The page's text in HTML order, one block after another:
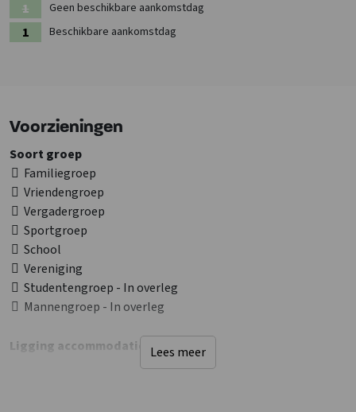
Geen beschikbare aankomstdag
Beschikbare aankomstdag
Voorzieningen
Ligging accommodatie
Soort groep
Familiegroep
Vriendengroep
Vergadergroep
Sportgroep
School
Vereniging
Studentengroep - In overleg
Mannengroep - In overleg
Lees meer